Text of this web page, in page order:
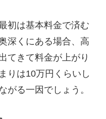
初は基本料金で済む
深くにある場合、高
てきて料金が上がり
りは10万円くらいし
がる一因でしょう。